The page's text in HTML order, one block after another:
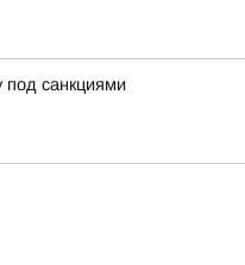
под санкциями